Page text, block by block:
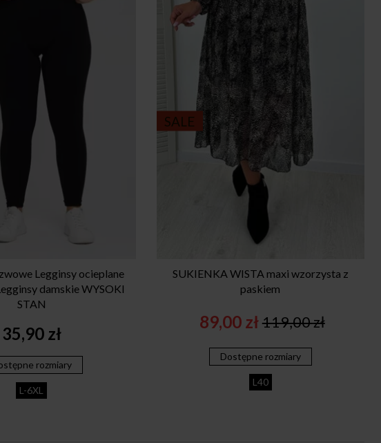
Legginsy ocieplane
damskie WYSOKI
STAN
35,90 zł
rozmiary
L-6XL
SALE
SUKIENKA WISTA maxi wzorzysta z
paskiem
119,00zł
Original
price
was:
119,00 zł.
89,00 złCurrent
price
is:
89,00 zł.
Dostępne rozmiary
L40